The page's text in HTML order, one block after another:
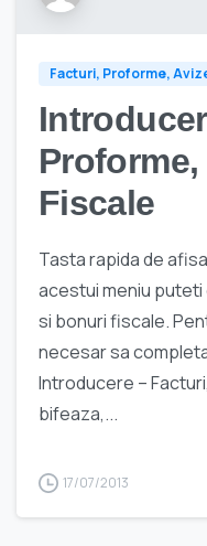
Facturi, Proforme,
Fiscale
Tasta rapida de
acestui meniu
si bonuri fiscale.
necesar sa
Introducere –
bifeaza,...
17/07/2013